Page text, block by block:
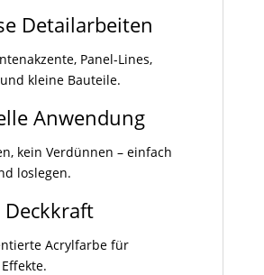
Detailarbeiten
Panel-Lines,
kleine Bauteile.
Anwendung
kein Verdünnen – einfach
loslegen.
Acrylfarbe für